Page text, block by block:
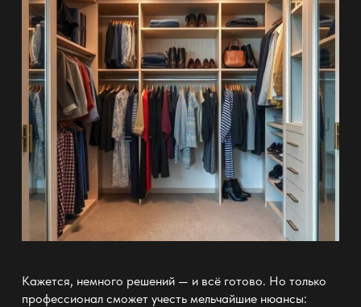
Кажется, немного решений — и всё готово. Но только
профессионал сможет учесть мельчайшие нюансы: